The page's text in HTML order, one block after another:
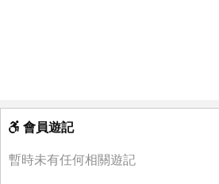
會員遊記
暫時未有任何相關遊記